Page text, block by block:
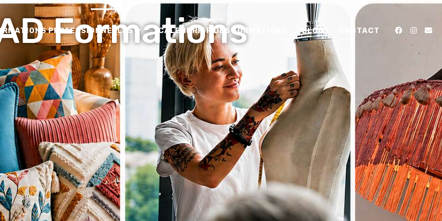
PROFESSIONNELLES CALENDRIER DES FORMATIONS BLOG CONTACT
Formations